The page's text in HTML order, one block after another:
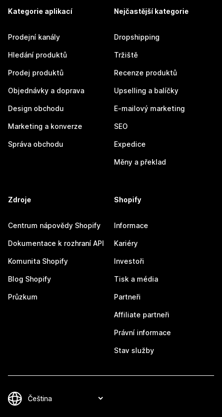
Kategorie aplikací
Prodejní kanály
Hledání produktů
Prodej produktů
Objednávky a doprava
Design obchodu
Marketing a konverze
Správa obchodu
Nejčastější kategorie
Dropshipping
Tržiště
Recenze produktů
Upselling a balíčky
E-mailový marketing
SEO
Expedice
Měny a překlad
Zdroje
Centrum nápovědy Shopify
Dokumentace k rozhraní API
Komunita Shopify
Blog Shopify
Průzkum
Shopify
Informace
Kariéry
Investoři
Tisk a média
Partneři
Affiliate partneři
Právní informace
Stav služby